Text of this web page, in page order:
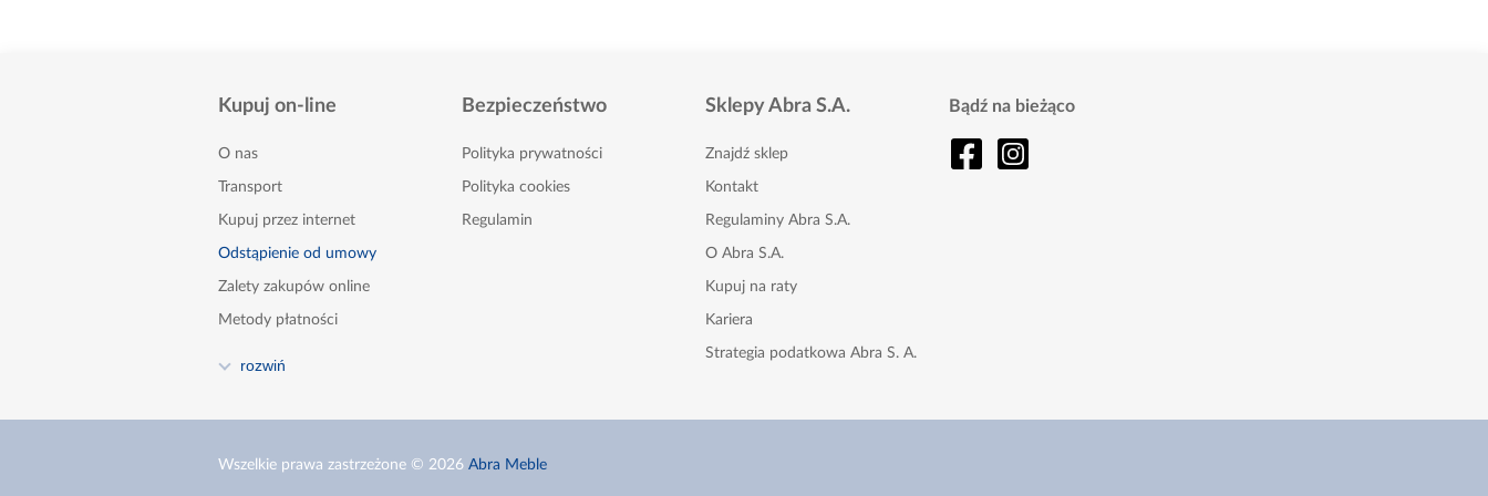
Kupuj on-line
O nas
Transport
Kupuj przez internet
Odstąpienie od umowy
Zalety zakupów online
Metody płatności
Kontakt
rozwiń
Bezpieczeństwo
Polityka prywatności
Polityka cookies
Regulamin
Sklepy Abra S.A.
Znajdź sklep
Kontakt
Regulaminy Abra S.A.
O Abra S.A.
Kupuj na raty
Kariera
Strategia podatkowa Abra S. A.
Nasze gazetki
Bądź na bieżąco
Wszelkie prawa zastrzeżone © 2026 Abra Meble